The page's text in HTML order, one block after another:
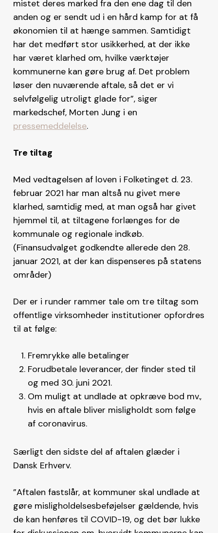
mistet deres marked fra den ene dag til den
anden og er sendt ud i en hård kamp for at få
økonomien til at hænge sammen. Samtidigt
har det medført stor usikkerhed, at der ikke
har været klarhed om, hvilke værktøjer
kommunerne kan gøre brug af. Det problem
løser den nuværende aftale, så det er vi
selvfølgelig utroligt glade for”, siger
markedschef, Morten Jung i en
pressemeddelelse.
Tre tiltag
Med vedtagelsen af loven i Folketinget d. 23.
februar 2021 har man altså nu givet mere
klarhed, samtidig med, at man også har givet
hjemmel til, at tiltagene forlænges for de
kommunale og regionale indkøb.
(Finansudvalget godkendte allerede den 28.
januar 2021, at der kan dispenseres på statens
områder)
Der er i runder rammer tale om tre tiltag som
offentlige virksomheder institutioner opfordres
til at følge:
Fremrykke alle betalinger
Forudbetale leverancer, der finder sted til
og med 30. juni 2021.
Om muligt at undlade at opkræve bod mv.,
hvis en aftale bliver misligholdt som følge
af coronavirus.
Særligt den sidste del af aftalen glæder i
Dansk Erhverv.
”Aftalen fastslår, at kommuner skal undlade at
gøre misligholdelsesbeføjelser gældende, hvis
de kan henføres til COVID-19, og det bør lukke